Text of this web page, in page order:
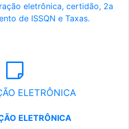
eletrônica, certidão, 2a
de ISSQN e Taxas.
ELETRÔNICA
ELETRÔNICA